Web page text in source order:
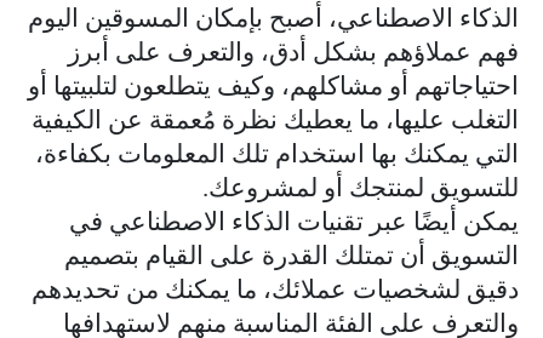
الذكاء الاصطناعي، أصبح بإمكان المسوقين اليوم
فهم عملاؤهم بشكل أدق، والتعرف على أبرز
احتياجاتهم أو مشاكلهم، وكيف يتطلعون لتلبيتها أو
التغلب عليها، ما يعطيك نظرة مُعمقة عن الكيفية
التي يمكنك بها استخدام تلك المعلومات بكفاءة،
للتسويق لمنتجك أو لمشروعك.
يمكن أيضًا عبر تقنيات الذكاء الاصطناعي في
التسويق أن تمتلك القدرة على القيام بتصميم
دقيق لشخصيات عملائك، ما يمكنك من تحديدهم
والتعرف على الفئة المناسبة منهم لاستهدافها